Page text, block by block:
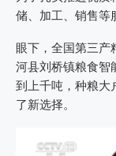
储、加工、销售等
眼下，全国第三产
河县刘桥镇粮食智
到上千吨，种粮大
了新选择。